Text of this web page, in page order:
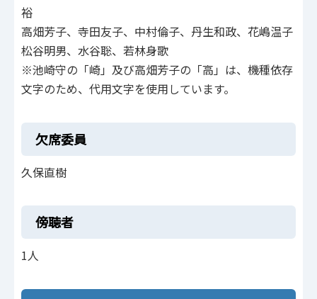
裕
高畑芳子、寺田友子、中村倫子、丹生和政、花嶋温子
松谷明男、水谷聡、若林身歌
※池崎守の「崎」及び高畑芳子の「高」は、機種依存
文字のため、代用文字を使用しています。
欠席委員
久保直樹
傍聴者
1人